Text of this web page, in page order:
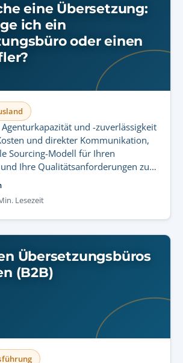
eine Übersetzung:
ich ein
oder einen
Agenturkapazität und -zuverlässigkeit
und direkter Kommunikation,
Sourcing-Modell für Ihren
Ihre Qualitätsanforderungen zu
Lesezeit
Übersetzungsbüros
(B2B)